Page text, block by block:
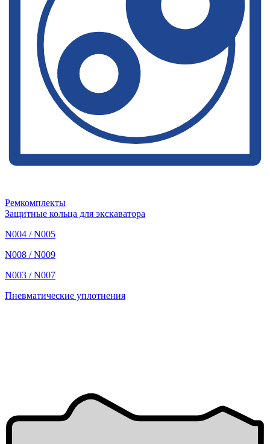
Ремкомплекты
Защитные кольца для экскаватора
N004 / N005
N008 / N009
N003 / N007
Пневматические уплотнения